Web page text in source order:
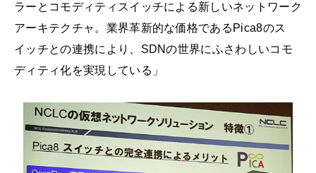
ラーとコモディティスイッチによる新しいネットワーク
アーキテクチャ。業界革新的な価格であるPica8のス
イッチとの連携により、SDNの世界にふさわしいコモ
ディティ化を実現している」